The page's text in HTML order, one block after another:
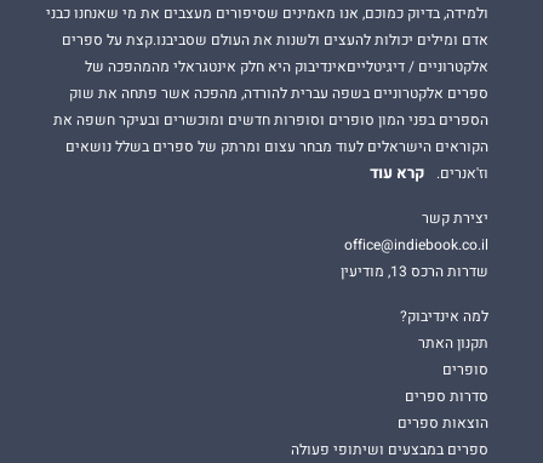
ולמידה, בדיוק כמוכם, אנו מאמינים שסיפורים מעצבים את מי שאנחנו כבני
אדם ומילים יכולות להעצים ולשנות את העולם שסביבנו.קצת על ספרים
אלקטרוניים / דיגיטלייםאינדיבוק היא חלק אינטגראלי מהמהפכה של
ספרים אלקטרוניים בשפה עברית להורדה, מהפכה אשר פתחה את שוק
הספרים בפני המון סופרים וסופרות חדשים ומוכשרים ובעיקר חשפה את
הקוראים הישראלים לעוד מבחר עצום ומרתק של ספרים בשלל נושאים
וז'אנרים.
קרא עוד
יצירת קשר
office@indiebook.co.il
שדרות הרכס 13, מודיעין
למה אינדיבוק?
תקנון האתר
סופרים
סדרות ספרים
הוצאות ספרים
ספרים במבצעים ושיתופי פעולה